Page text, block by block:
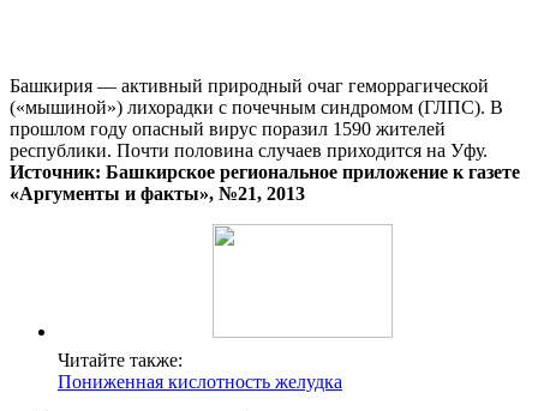
Башкирия — активный природный очаг геморрагической
(«мышиной») лихорадки с почечным синдромом (ГЛПС). В
прошлом году опасный вирус поразил 1590 жителей
республики. Почти половина случаев приходится на Уфу.
Источник: Башкирское региональное приложение к газете
«Аргументы и факты», №21, 2013
Читайте также:
Пониженная кислотность желудка